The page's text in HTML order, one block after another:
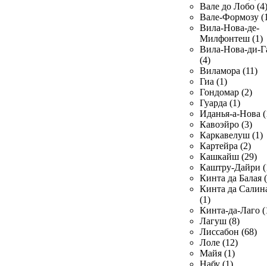
Вале до Лобо (4)
Вале-Формозу
Вила-Нова-де-
Милфонтеш (1)
Вила-Нова-ди-
(4)
Виламора (11)
Гиа (1)
Гондомар (2)
Гуарда (1)
Иданья-а-Нова
Кавоэйро (3)
Каркавелуш (1)
Картейра (2)
Кашкайш (29)
Каштру-Дайри
Кинта да Балая
Кинта да
(1)
Кинта-да-Лаго
Лагуш (8)
Лиссабон (68)
Лоле (12)
Майя (1)
Набу (1)